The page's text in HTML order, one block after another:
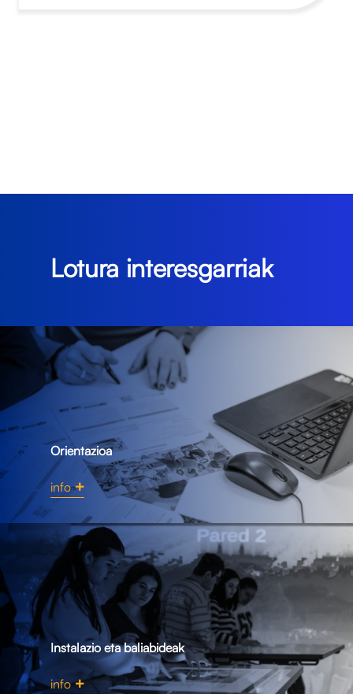
Lotura interesgarriak
Orientazioa
info
Instalazio eta baliabideak
info